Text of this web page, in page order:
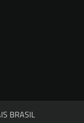
BRASIL